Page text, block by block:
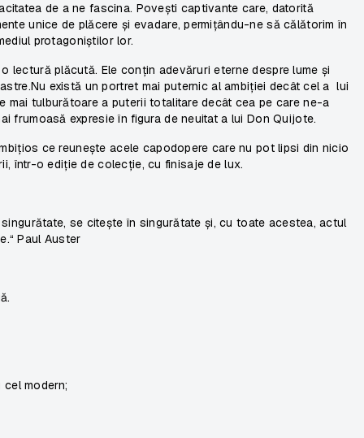
de a ne fascina. Povești captivante care, datorită
unice de plăcere și evadare, permițându-ne să călătorim în
protagoniștilor lor.
lectură plăcută. Ele conțin adevăruri eterne despre lume și
există un portret mai puternic al ambiției decât cel a lui
mai tulburătoare a puterii totalitare decât cea pe care ne-a
frumoasă expresie în figura de neuitat a lui Don Quijote.
ce reunește acele capodopere care nu pot lipsi din nicio
într-o ediție de colecție, cu finisaje de lux.
se citește în singurătate și, cu toate acestea, actul
Paul Auster
modern;